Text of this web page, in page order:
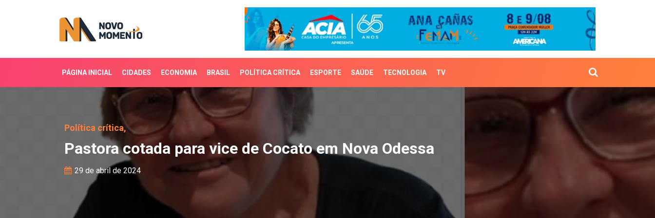
PÁGINA INICIAL CIDADES ECONOMIA BRASIL POLÍTICA CRÍTICA ESPORTE SAÚDE TECNOLOGIA TV
Pastora cotada para vice de Cocato em Nova Odessa
Política crítica,
Pastora cotada para vice de Cocato em Nova Odessa
29 de abril de 2024